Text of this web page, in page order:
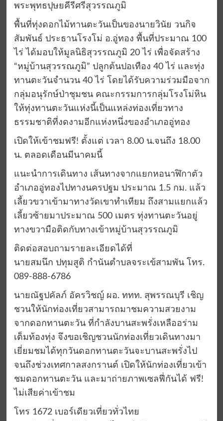
พระพุทธปุษยคีรีศรีสุวรรณภูมิ
พื้นที่ทุ่งดอกไม้ทานตะวันเป็นของนายวินัย วนกิจ
สัมพันธ์ ประธานโรงโม่ อ.อู่ทอง พื้นที่ประมาณ 100
ไร่ ได้มอบให้มูลนิธิสุวรรณภูมิ 20 ไร่ เพื่อจัดสร้าง
“หมู่บ้านสุวรรณภูมิ” ปลูกต้นปอเทือง 40 ไร่ และทุ่ง
ทานตะวันจำนวน 40 ไร่ โดยได้รับความร่วมมือจาก
กลุ่มอนุรักษ์ป่าชุมชน คณะกรรมการกลุ่มโรงโม่หิน
ให้ทุ่งทานตะวันแห่งนี้เป็นแหล่งท่องเที่ยวทาง
ธรรมชาติที่งดงามอีกแห่งหนึ่งของอำเภออู่ทอง
เปิดให้เข้าชมฟรี! ตั้งแต่ เวลา 8.00 น.จนถึง 18.00
น. ตลอดเดือนมีนาคมนี้
แนะนำการเดินทาง เส้นทางจากแยกหอนาฬิกาตัว
อำเภออู่ทองไปทางนครปฐม ประมาณ 1.5 กม. แล้ว
เลี้ยวขวาเข้ามาทางวัดเขาทำเทียม ถึงสามแยกแล้ว
เลี้ยวซ้ายมาประมาณ 500 เมตร ทุ่งทานตะวันอยู่
ทางขวามือติดกับทางเข้าหมู่บ้านสุวรรณภูมิ
ติดต่อสอบถามรายละเอียดได้ที่
นายสมนึก ปทุมสูติ กำนันตำบลจระเข้สามพัน โทร.
089-888-6786
นายณัฐปคัลภ์ อัครวิชญ์ ผอ. ททท. สุพรรณบุรี เชิญ
ชวนให้นักท่องเที่ยวสามารถมาชมความสวยงาม
จากดอกทานตะวัน ที่กำลังบานสะพรั่งเหลืออร่าม
เต็มท้องทุ่ง จึงขอเชิญชวนนักท่องเที่ยวเดินทางมา
เยี่ยมชมได้ทุกวันดอกทานตะวันจะบานสะพรั่งไป
จนถึงช่วงเทศกาลสงกรานต์ เปิดให้นักท่องเที่ยวเข้า
ชมดอกทานตะวัน และมาถ่ายภาพเซลฟี่กันได้ ฟรี!
ไม่เสียค่าเข้าชม
โทร 1672 เบอร์เดียวเที่ยวทั่วไทย